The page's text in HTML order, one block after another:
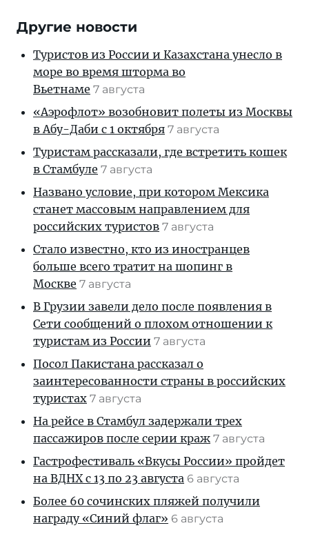
Другие новости
Туристов из России и Казахстана унесло в
море во время шторма во
Вьетнаме 7 августа
«Аэрофлот» возобновит полеты из Москвы
в Абу-Даби с 1 октября 7 августа
Туристам рассказали, где встретить кошек
в Стамбуле 7 августа
Названо условие, при котором Мексика
станет массовым направлением для
российских туристов 7 августа
Стало известно, кто из иностранцев
больше всего тратит на шопинг в
Москве 7 августа
В Грузии завели дело после появления в
Сети сообщений о плохом отношении к
туристам из России 7 августа
Посол Пакистана рассказал о
заинтересованности страны в российских
туристах 7 августа
На рейсе в Стамбул задержали трех
пассажиров после серии краж 7 августа
Гастрофестиваль «Вкусы России» пройдет
на ВДНХ с 13 по 23 августа 6 августа
Более 60 сочинских пляжей получили
награду «Синий флаг» 6 августа